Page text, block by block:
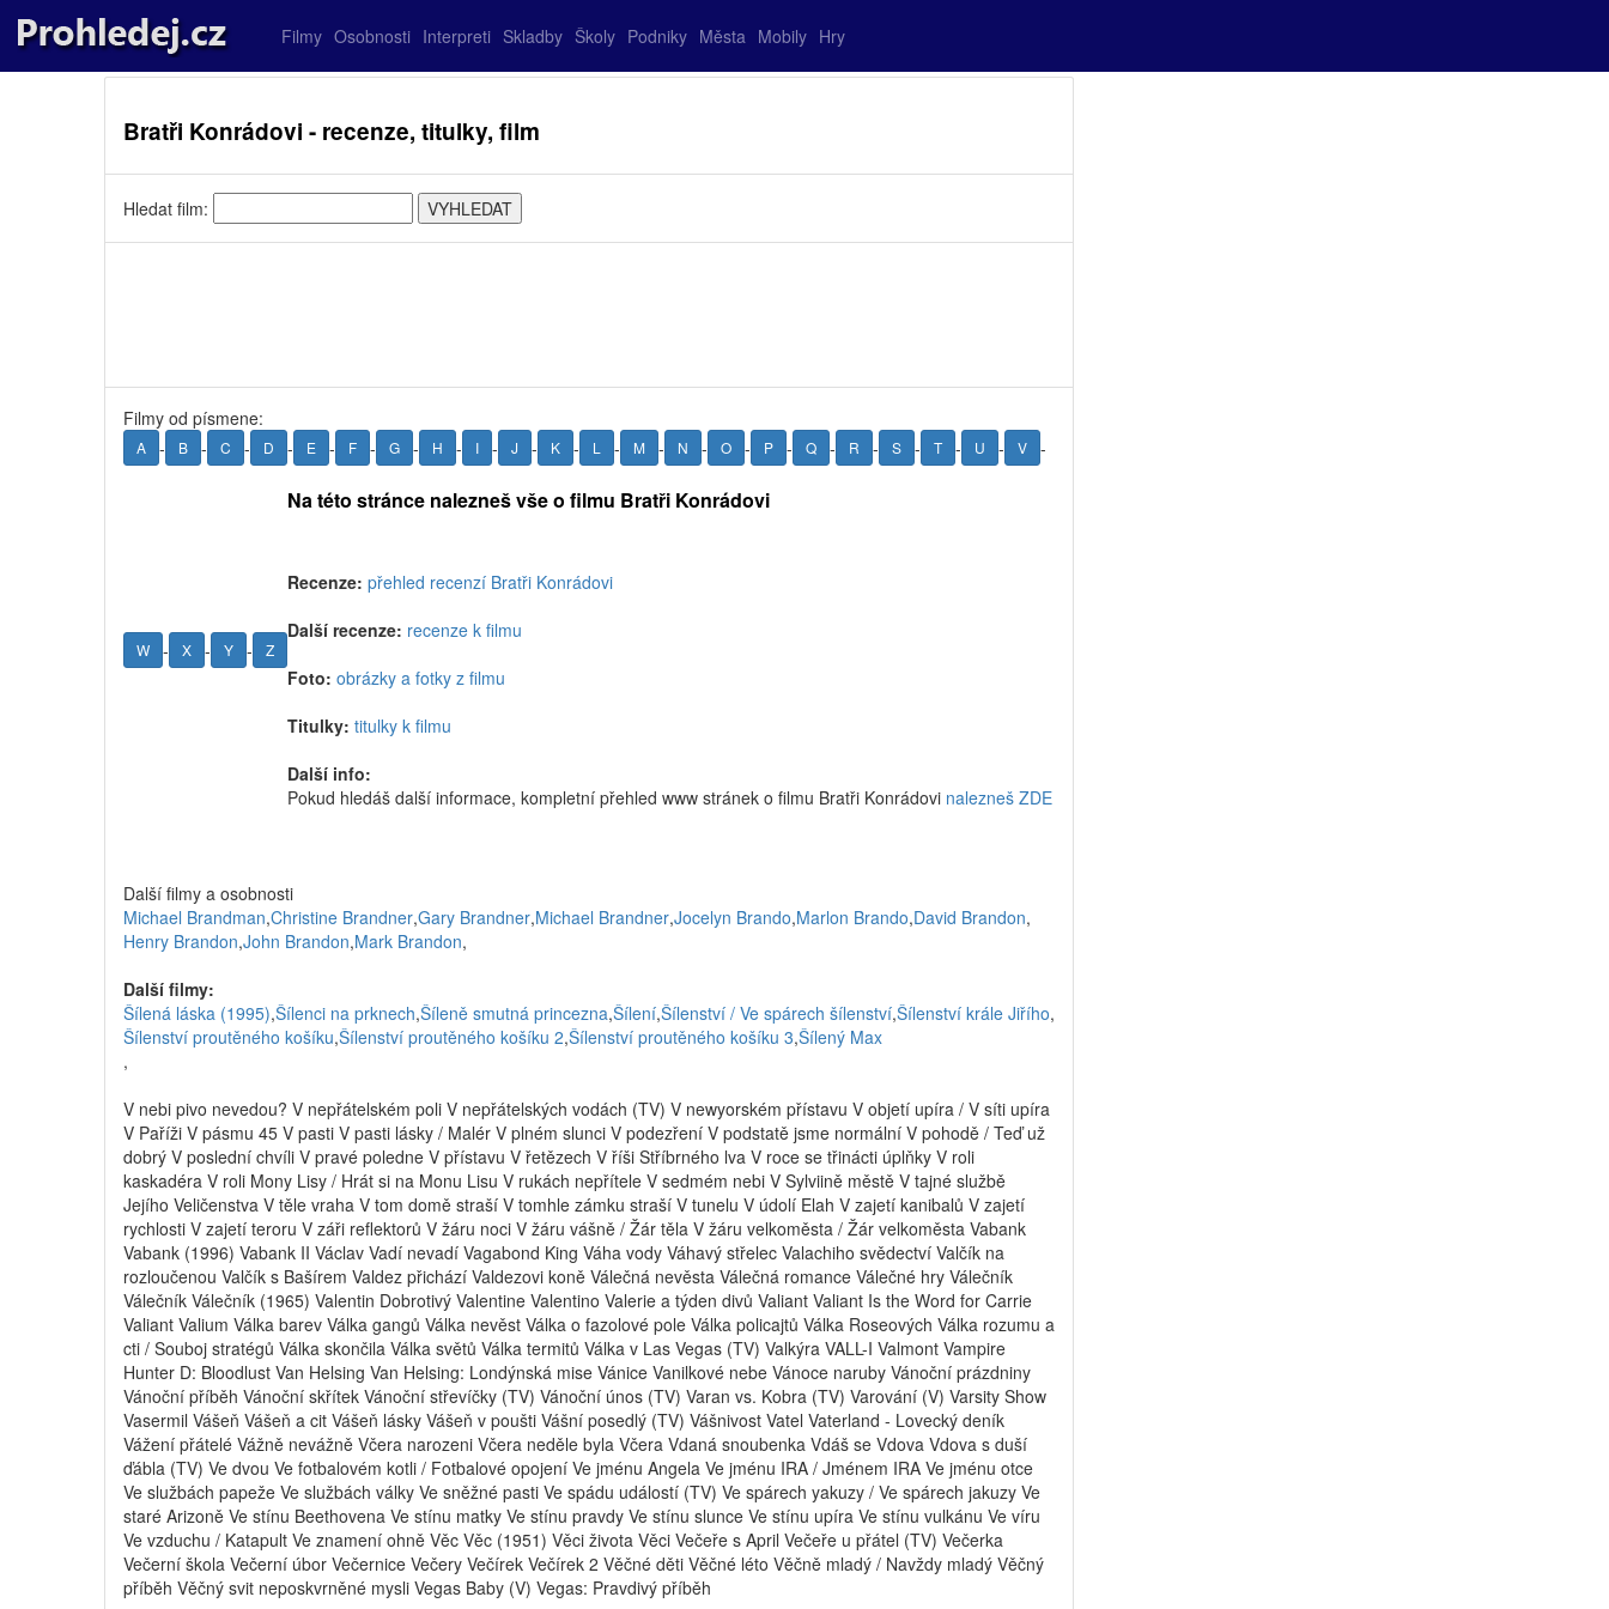
Filmy Osobnosti Interpreti Skladby Školy Podniky Města Mobily Hry
Bratři Konrádovi - recenze, titulky, film
Hledat film:
Filmy od písmene:
A - B - C - D - E - F - G - H - I - J - K - L - M - N - O - P - Q - R - S - T - U - V -
W - X - Y - Z
Na této stránce nalezneš vše o filmu Bratři Konrádovi
Recenze: přehled recenzí Bratři Konrádovi
Další recenze: recenze k filmu
Foto: obrázky a fotky z filmu
Titulky: titulky k filmu
Další info:
Pokud hledáš další informace, kompletní přehled www stránek o filmu Bratři Konrádovi nalezneš ZDE
Další filmy a osobnosti
Michael Brandman,Christine Brandner,Gary Brandner,Michael Brandner,Jocelyn Brando,Marlon Brando,David Brandon,
Henry Brandon,John Brandon,Mark Brandon,
Další filmy:
Šílená láska (1995),Šílenci na prknech,Šíleně smutná princezna,Šílení,Šílenství / Ve spárech šílenství,Šílenství krále Jiřího,
Šílenství proutěného košíku,Šílenství proutěného košíku 2,Šílenství proutěného košíku 3,Šílený Max
,
V nebi pivo nevedou? V nepřátelském poli V nepřátelských vodách (TV) V newyorském přístavu V objetí upíra / V síti upíra
V Paříži V pásmu 45 V pasti V pasti lásky / Malér V plném slunci V podezření V podstatě jsme normální V pohodě / Teď už
dobrý V poslední chvíli V pravé poledne V přístavu V řetězech V říši Stříbrného lva V roce se třinácti úplňky V roli
kaskadéra V roli Mony Lisy / Hrát si na Monu Lisu V rukách nepřítele V sedmém nebi V Sylviině městě V tajné službě
Jejího Veličenstva V těle vraha V tom domě straší V tomhle zámku straší V tunelu V údolí Elah V zajetí kanibalů V zajetí
rychlosti V zajetí teroru V záři reflektorů V žáru noci V žáru vášně / Žár těla V žáru velkoměsta / Žár velkoměsta Vabank
Vabank (1996) Vabank II Václav Vadí nevadí Vagabond King Váha vody Váhavý střelec Valachiho svědectví Valčík na
rozloučenou Valčík s Bašírem Valdez přichází Valdezovi koně Válečná nevěsta Válečná romance Válečné hry Válečník
Válečník Válečník (1965) Valentin Dobrotivý Valentine Valentino Valerie a týden divů Valiant Valiant Is the Word for Carrie
Valiant Valium Válka barev Válka gangů Válka nevěst Válka o fazolové pole Válka policajtů Válka Roseových Válka rozumu a
cti / Souboj stratégů Válka skončila Válka světů Válka termitů Válka v Las Vegas (TV) Valkýra VALL-I Valmont Vampire
Hunter D: Bloodlust Van Helsing Van Helsing: Londýnská mise Vánice Vanilkové nebe Vánoce naruby Vánoční prázdniny
Vánoční příběh Vánoční skřítek Vánoční střevíčky (TV) Vánoční únos (TV) Varan vs. Kobra (TV) Varování (V) Varsity Show
Vasermil Vášeň Vášeň a cit Vášeň lásky Vášeň v poušti Vášní posedlý (TV) Vášnivost Vatel Vaterland - Lovecký deník
Vážení přátelé Vážně nevážně Včera narozeni Včera neděle byla Včera Vdaná snoubenka Vdáš se Vdova Vdova s duší
ďábla (TV) Ve dvou Ve fotbalovém kotli / Fotbalové opojení Ve jménu Angela Ve jménu IRA / Jménem IRA Ve jménu otce
Ve službách papeže Ve službách války Ve sněžné pasti Ve spádu událostí (TV) Ve spárech yakuzy / Ve spárech jakuzy Ve
staré Arizoně Ve stínu Beethovena Ve stínu matky Ve stínu pravdy Ve stínu slunce Ve stínu upíra Ve stínu vulkánu Ve víru
Ve vzduchu / Katapult Ve znamení ohně Věc Věc (1951) Věci života Věci Večeře s April Večeře u přátel (TV) Večerka
Večerní škola Večerní úbor Večernice Večery Večírek Večírek 2 Věčné děti Věčné léto Věčně mladý / Navždy mladý Věčný
příběh Věčný svit neposkvrněné mysli Vegas Baby (V) Vegas: Pravdivý příběh